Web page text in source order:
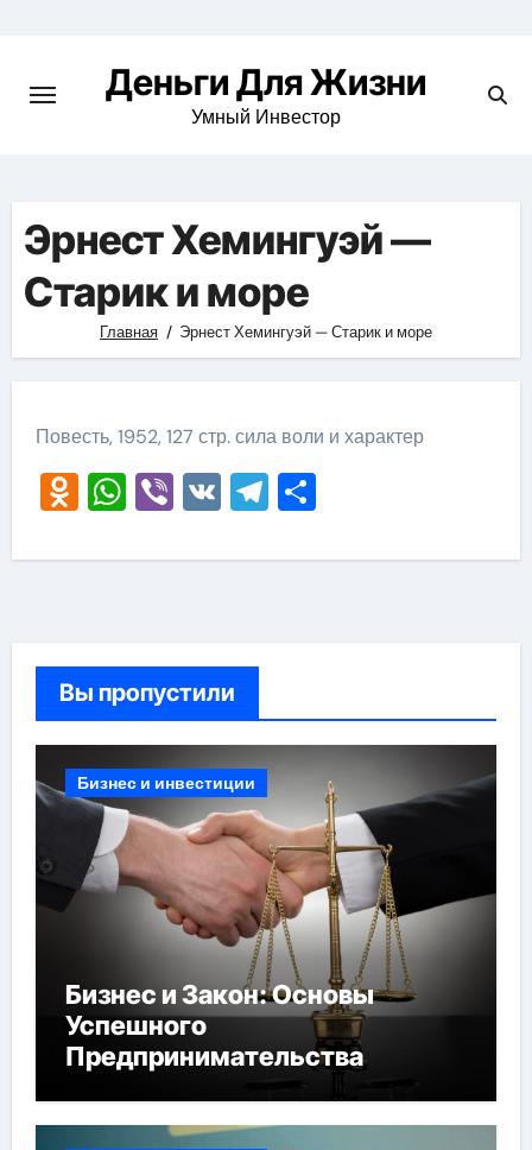
содержимомуДеньги Для Жизни
Умный Инвестор
Эрнест Хемингуэй —
Старик и море
Главная Эрнест Хемингуэй — Старик и море
Повесть, 1952, 127 стр. сила воли и характер
Odnoklassniki
WhatsApp
Viber
VKTelegram
Отправить
Вы пропустили
Бизнес и инвестиции
Бизнес и Закон: Основы
Успешного
Предпринимательства